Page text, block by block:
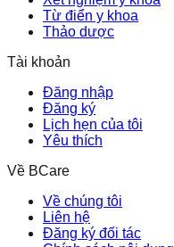
Từ điển y khoa
Thảo dược
Tài khoản
Đăng nhập
Đăng ký
Lịch hẹn của tôi
Yêu thích
Về BCare
Về chúng tôi
Liên hệ
Đăng ký đối tác